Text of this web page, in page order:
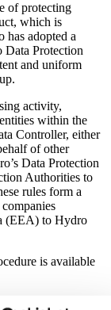
of protecting
which is
has adopted a
Data Protection
and uniform
activity,
within the
Controller, either
of other
Data Protection
Authorities to
rules form a
(EEA) to Hydro
is available